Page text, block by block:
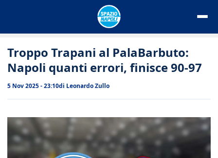
Troppo Trapani al PalaBarbuto:
Napoli quanti errori, finisce 90-97
5 Nov 2025 - 23:10di Leonardo Zullo